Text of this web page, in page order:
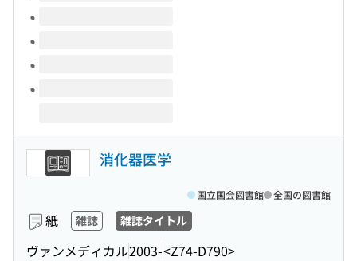
消化器医学
紙 雑誌 雑誌タイトル
ヴァンメディカル2003-<Z74-D790>
国立国会図書館 全国の図書館